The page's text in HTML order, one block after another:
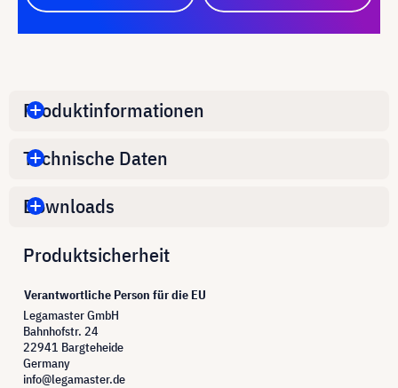
Produktinformationen
Technische Daten
Downloads
Produktsicherheit
Verantwortliche Person für die EU
Legamaster GmbH
Bahnhofstr. 24
22941 Bargteheide
Germany
info@legamaster.de